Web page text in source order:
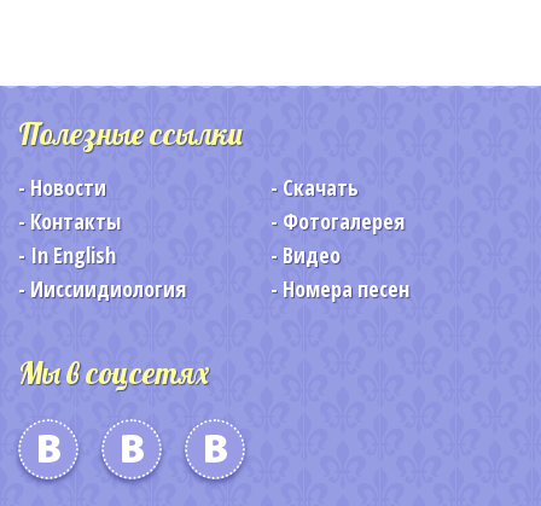
Полезные ссылки
Новости
Скачать
Контакты
Фотогалерея
In English
Видео
Ииссиидиология
Номера песен
Мы в соцсетях